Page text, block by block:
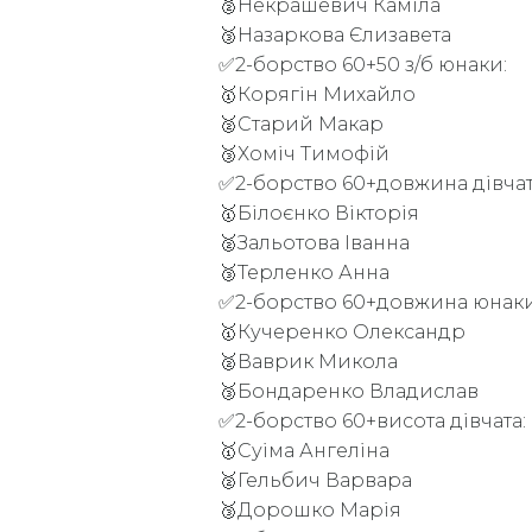
🥈Некрашевич Каміла
🥉Назаркова Єлизавета
✅2-борство 60+50 з/б юнаки:
🥇Корягін Михайло
🥈Старий Макар
🥉Хоміч Тимофій
✅2-борство 60+довжина
🥇Білоєнко Вікторія
🥈Зальотова Іванна
🥉Терленко Анна
✅2-борство 60+довжина
🥇Кучеренко Олександр
🥈Ваврик Микола
🥉Бондаренко Владислав
✅2-борство 60+висота дівчата:
🥇Суіма Ангеліна
🥈Гельбич Варвара
🥉Дорошко Марія